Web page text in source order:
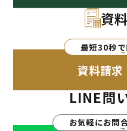
資
最短30秒で
資料請求
LINE問
お気軽にお問